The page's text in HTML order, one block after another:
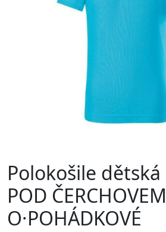
Polokošile dětská
POD
O·POHÁDKOVÉ